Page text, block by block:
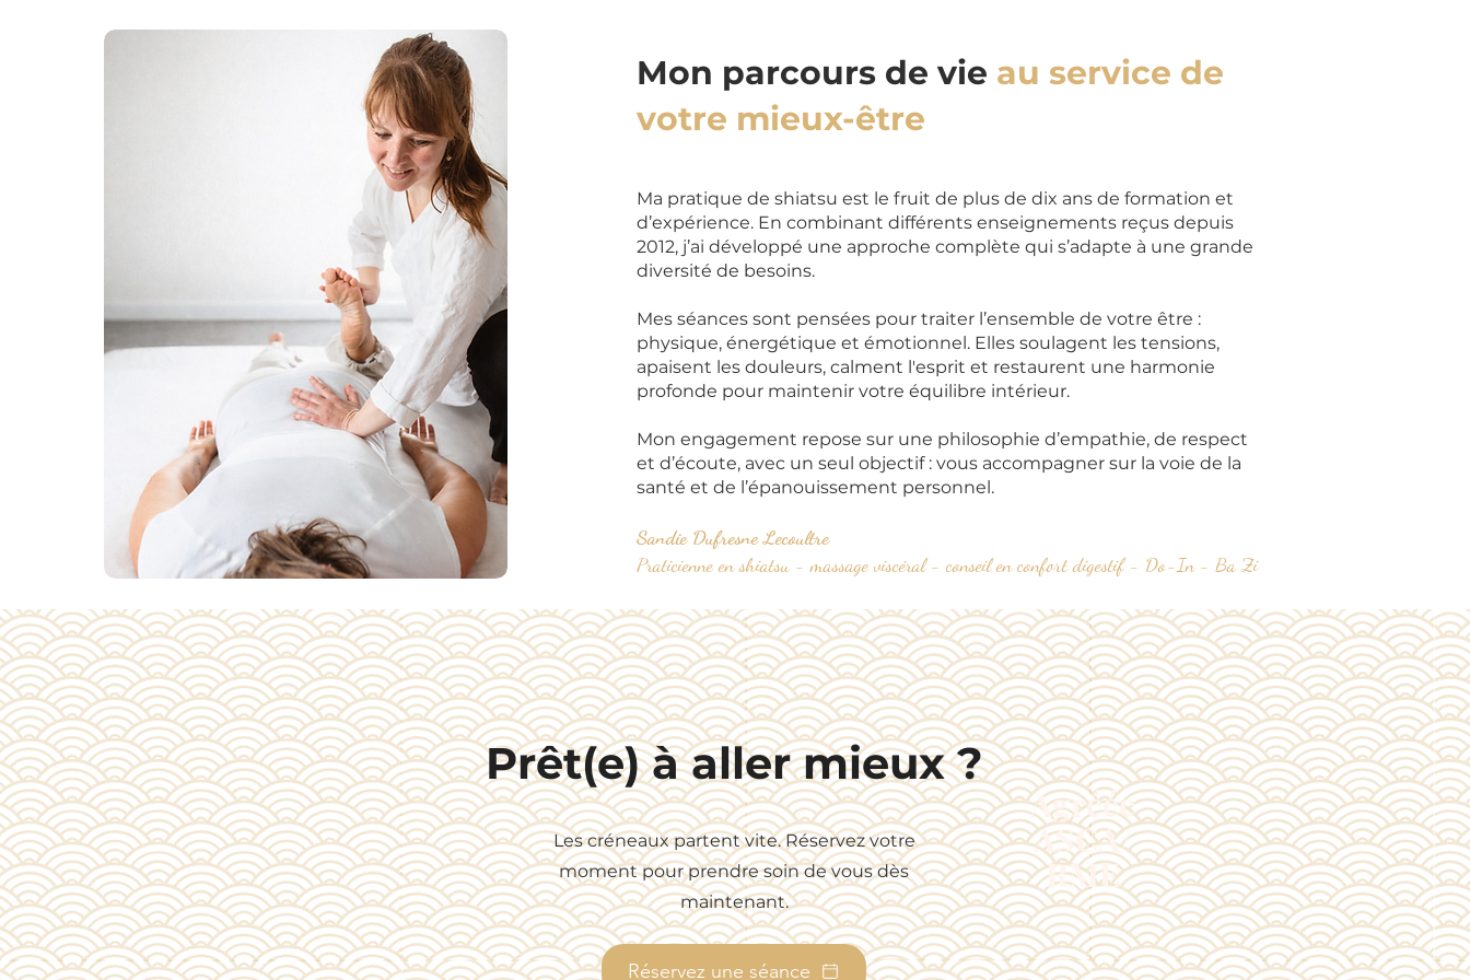
Mon parcours de vie au service de
votre mieux-être
Ma pratique de shiatsu est le fruit de plus de dix ans de formation et
d’expérience. En combinant différents enseignements reçus depuis
2012, j’ai développé une approche complète qui s’adapte à une grande
diversité de besoins.
Mes séances sont pensées pour traiter l’ensemble de votre être :
physique, énergétique et émotionnel. Elles soulagent les tensions,
apaisent les douleurs, calment l'esprit et restaurent une harmonie
profonde pour maintenir votre équilibre intérieur.
Mon engagement repose sur une philosophie d’empathie, de respect
et d’écoute, avec un seul objectif : vous accompagner sur la voie de la
santé et de l’épanouissement personnel.
Sandie Dufresne Lecoultre
Praticienne en shiatsu - massage viscéral - conseil en confort digestif - Do-In - Ba Zi
Prêt(e) à aller mieux ?
Les créneaux partent vite. Réservez votre
moment pour prendre soin de vous dès
maintenant.
Réservez une séance
Agréée
ASCA/
RME